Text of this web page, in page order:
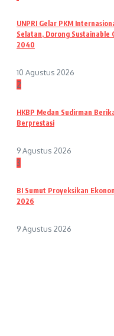
UNPRI Gelar PKM
Selatan, Dorong Sustainable
2040
10 Agustus 2026
2
HKBP Medan Sudirman
Berprestasi
9 Agustus 2026
3
BI Sumut Proyeksikan
2026
9 Agustus 2026